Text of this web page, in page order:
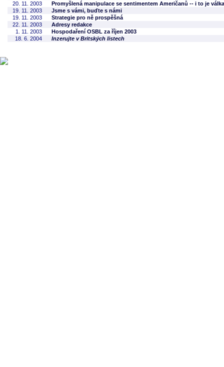
20. 11. 2003
Promyšlená manipulace se sentimentem Američanů -- i to je
19. 11. 2003
Jsme s vámi, buďte s námi
19. 11. 2003
Strategie pro ně prospěšná
22. 11. 2003
Adresy redakce
1. 11. 2003
Hospodaření OSBL za říjen 2003
18. 6. 2004
Inzerujte v Britských listech